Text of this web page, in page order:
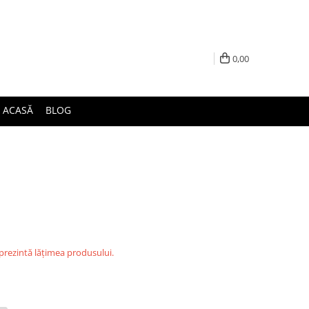
0,00
ACASĂ BLOG
lățimea produsului.